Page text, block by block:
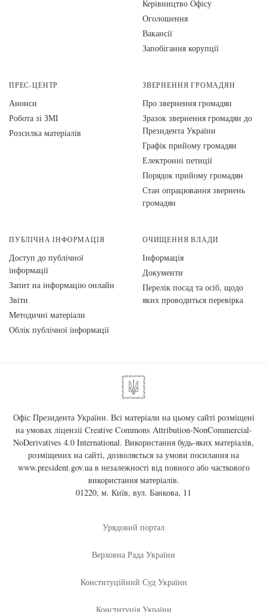
Керівництво Офісу
Оголошення
Вакансії
Запобігання корупції
ПРЕС-ЦЕНТР
Анонси
Робота зі ЗМІ
Розсилка матеріалів
ЗВЕРНЕННЯ ГРОМАДЯН
Про звернення громадян
Зразок звернення громадян до
Президента України
Графік прийому громадян
Електронні петиції
Порядок прийому громадян
Стан опрацювання звернень
громадян
ПУБЛІЧНА ІНФОРМАЦІЯ
Доступ до публічної
інформації
Запит на інформацію онлайн
Звіти
Методичні матеріали
Облік публічної інформації
ОЧИЩЕННЯ ВЛАДИ
Інформація
Документи
Перелік посад та осіб, щодо
яких проводиться перевірка
Офіс Президента України. Всі матеріали на цьому сайті розміщені
на умовах ліцензії Creative Commons Attribution-NonCommercial-
NoDerivatives 4.0 International. Використання будь-яких матеріалів,
розміщених на сайті, дозволяється за умови посилання на
www.president.gov.uaв незалежності від повного або часткового
використання матеріалів.
01220, м. Київ, вул. Банкова, 11
Урядовий портал
Верховна Рада України
Конституційний Суд України
Конституція України